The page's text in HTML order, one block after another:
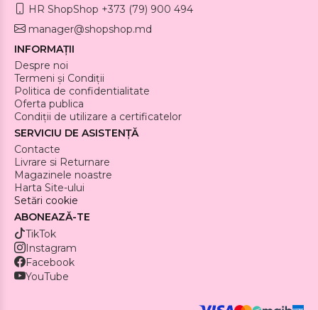
HR ShopShop +373 (79) 900 494
manager@shopshop.md
INFORMAȚII
Despre noi
Termeni și Condiții
Politica de confidentialitate
Oferta publica
Condiții de utilizare a certificatelor
SERVICIU DE ASISTENȚĂ
Contacte
Livrare si Returnare
Magazinele noastre
Harta Site-ului
Setări cookie
ABONEAZĂ-TE
TikTok
Instagram
Facebook
YouTube